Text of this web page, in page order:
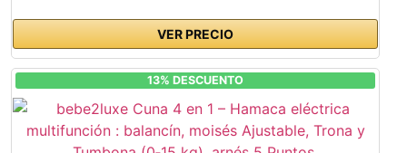
VER PRECIO
13% DESCUENTO